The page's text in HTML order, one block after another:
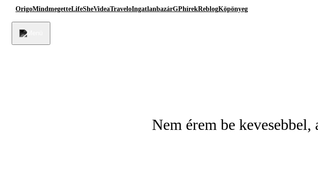
OrigoMindmegetteLifeSheVideaTraveloIngatlanbazárGPhírekReblogKöpönyeg
Nem érem be